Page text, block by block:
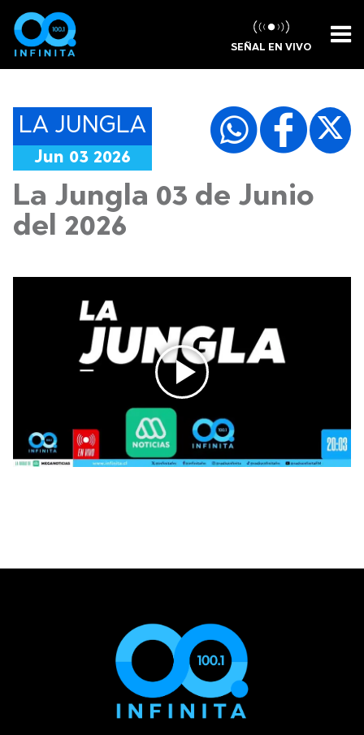
SEÑAL EN VIVO
LA JUNGLA
Jun 03 2026
La Jungla 03 de Junio
del 2026